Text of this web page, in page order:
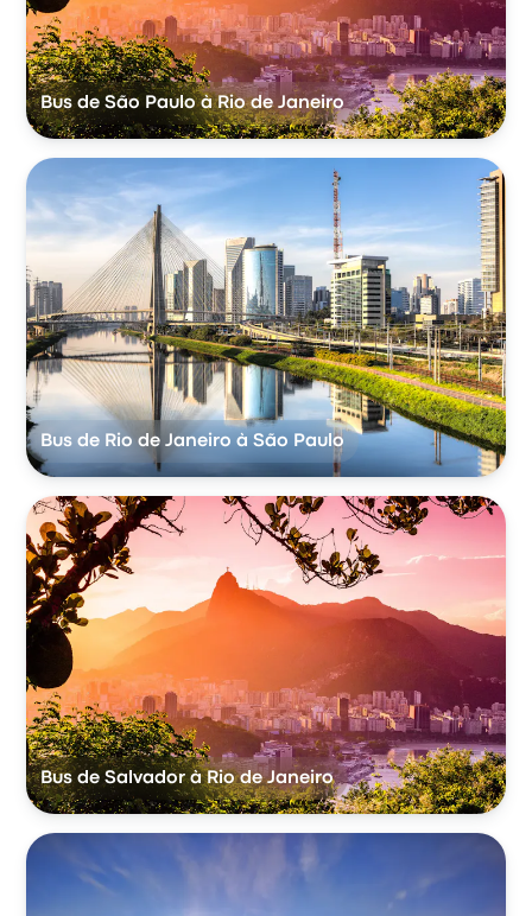
Bus de São Paulo à Rio de Janeiro
Bus de Rio de Janeiro à São Paulo
Bus de Salvador à Rio de Janeiro